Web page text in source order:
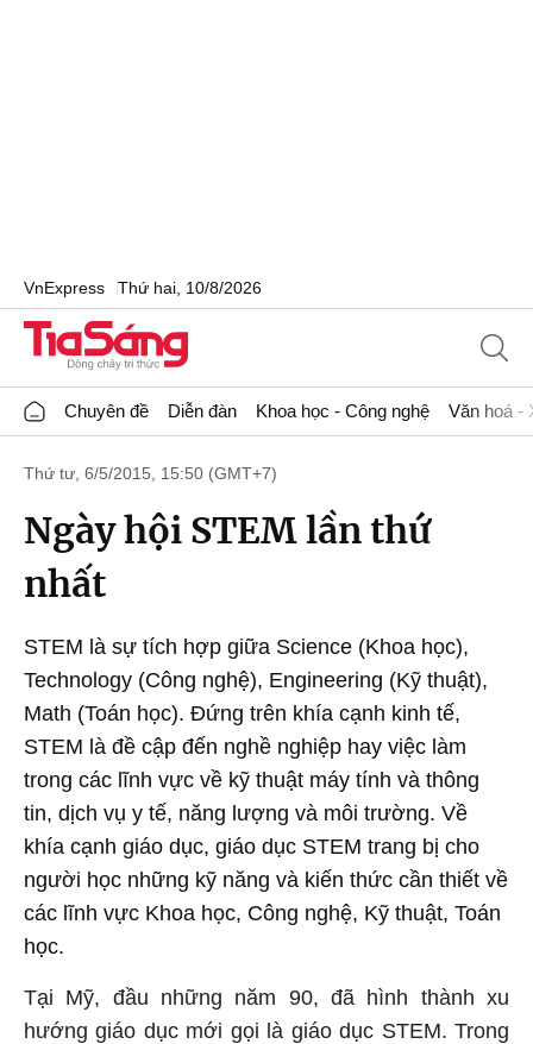
VnExpress Thứ hai, 10/8/2026
Chuyên đề Diễn đàn Khoa học - Công nghệ Văn hoá -
Thứ tư, 6/5/2015, 15:50 (GMT+7)
Ngày hội STEM lần thứ
nhất
STEM là sự tích hợp giữa Science (Khoa học),
Technology (Công nghệ), Engineering (Kỹ thuật),
Math (Toán học). Đứng trên khía cạnh kinh tế,
STEM là đề cập đến nghề nghiệp hay việc làm
trong các lĩnh vực về kỹ thuật máy tính và thông
tin, dịch vụ y tế, năng lượng và môi trường. Về
khía cạnh giáo dục, giáo dục STEM trang bị cho
người học những kỹ năng và kiến thức cần thiết về
các lĩnh vực Khoa học, Công nghệ, Kỹ thuật, Toán
học.
Tại Mỹ, đầu những năm 90, đã hình thành xu
hướng giáo dục mới gọi là giáo dục STEM. Trong